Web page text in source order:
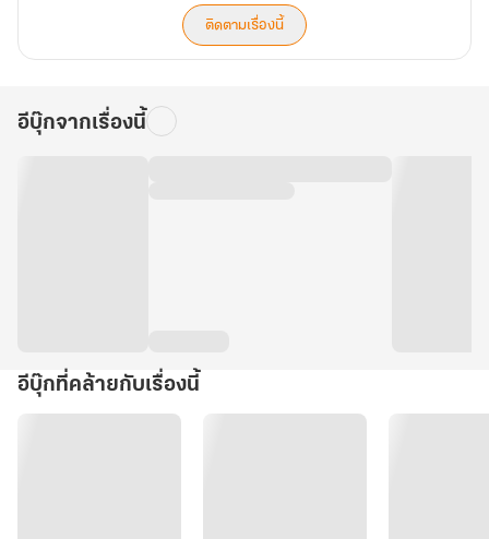
ติดตามเรื่องนี้
อีบุ๊กจากเรื่องนี้
อีบุ๊กที่คล้ายกับเรื่องนี้